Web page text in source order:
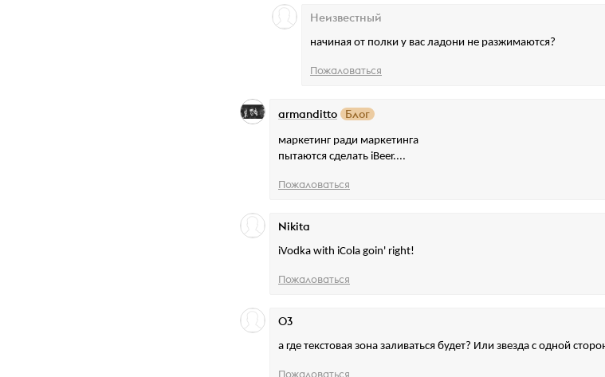
начиная от полки у вас ладони не разжимаются?
Неизвестный
Пожаловаться
маркетинг ради маркетинга
пытаются сделать iBeer....
armanditto Блог
Пожаловаться
iVodka with iCola goin' right!
Nikita
Пожаловаться
а где текстовая зона заливаться будет? Или звезда с одной
03
Пожаловаться